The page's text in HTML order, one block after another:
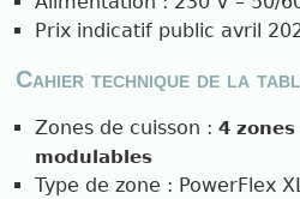
Prix indicatif public avril
Cahier technique de la
Zones de cuisson : 4
modulables
Type de zone : PowerFlex